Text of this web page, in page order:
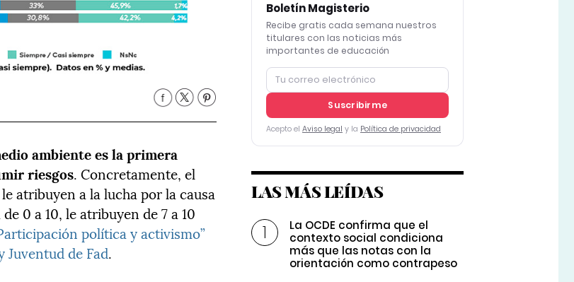
ambiente es la primera
riesgos. Concretamente, el
atribuyen a la lucha por la causa
0 a 10, le atribuyen de 7 a 10
política y activismo”
Juventud de Fad.
Boletín Magisterio
Recibe gratis cada semana nuestros
titulares con las noticias más
importantes de educación
Suscribirme
Acepto el Aviso legal y la Política de privacidad
LAS MÁS LEÍDAS
La OCDE confirma que el
contexto social condiciona
más que las notas con la
orientación como contrapeso